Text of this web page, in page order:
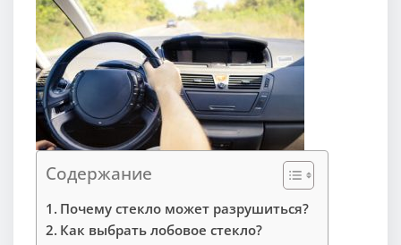
Содержание
Почему стекло может разрушиться?
Как выбрать лобовое стекло?